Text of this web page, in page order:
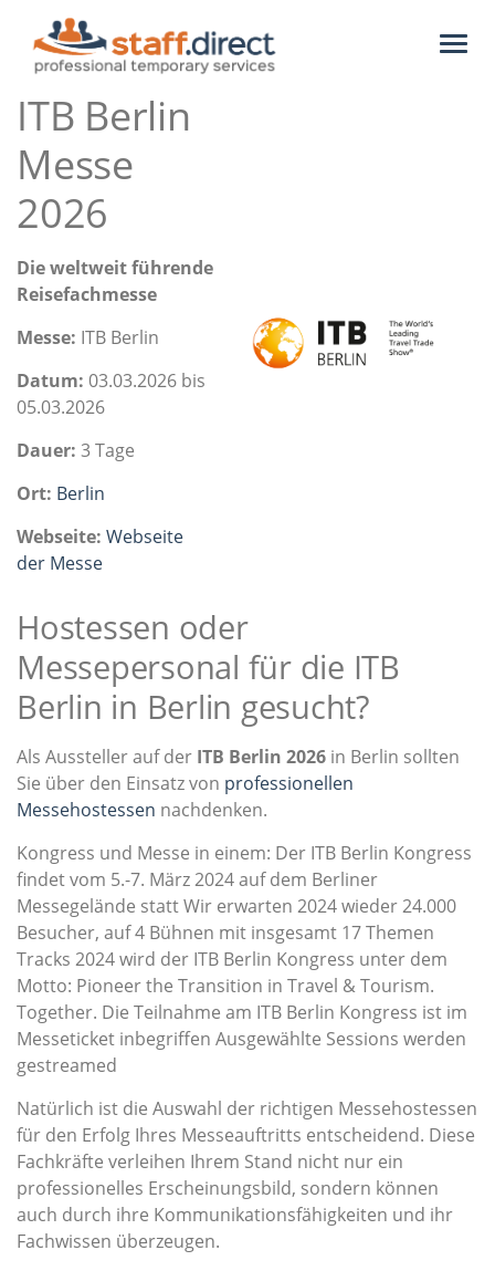
Toggle
ITB Berlin
Messe
2026
Die weltweit führende
Reisefachmesse
Messe: ITB Berlin
Datum: 03.03.2026 bis
05.03.2026
Dauer: 3 Tage
Ort: Berlin
Webseite: Webseite
der Messe
Hostessen oder
Messepersonal für die ITB
Berlin in Berlin gesucht?
Als Aussteller auf der ITB Berlin 2026 in Berlin sollten
Sie über den Einsatz von professionellen
Messehostessen nachdenken.
Kongress und Messe in einem: Der ITB Berlin Kongress
findet vom 5.-7. März 2024 auf dem Berliner
Messegelände statt Wir erwarten 2024 wieder 24.000
Besucher, auf 4 Bühnen mit insgesamt 17 Themen
Tracks 2024 wird der ITB Berlin Kongress unter dem
Motto: Pioneer the Transition in Travel & Tourism.
Together. Die Teilnahme am ITB Berlin Kongress ist im
Messeticket inbegriffen Ausgewählte Sessions werden
gestreamed
Natürlich ist die Auswahl der richtigen Messehostessen
für den Erfolg Ihres Messeauftritts entscheidend. Diese
Fachkräfte verleihen Ihrem Stand nicht nur ein
professionelles Erscheinungsbild, sondern können
auch durch ihre Kommunikationsfähigkeiten und ihr
Fachwissen überzeugen.